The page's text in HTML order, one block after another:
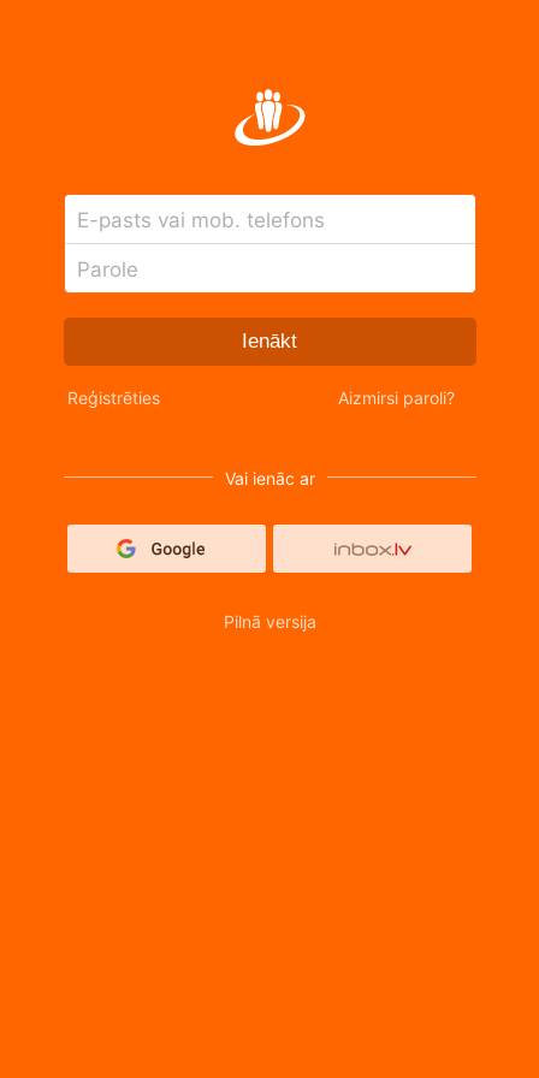
E-pasts vai mob. telefons
Parole
Ienākt
Reģistrēties Aizmirsi paroli?
Vai ienāc ar
Pilnā versija